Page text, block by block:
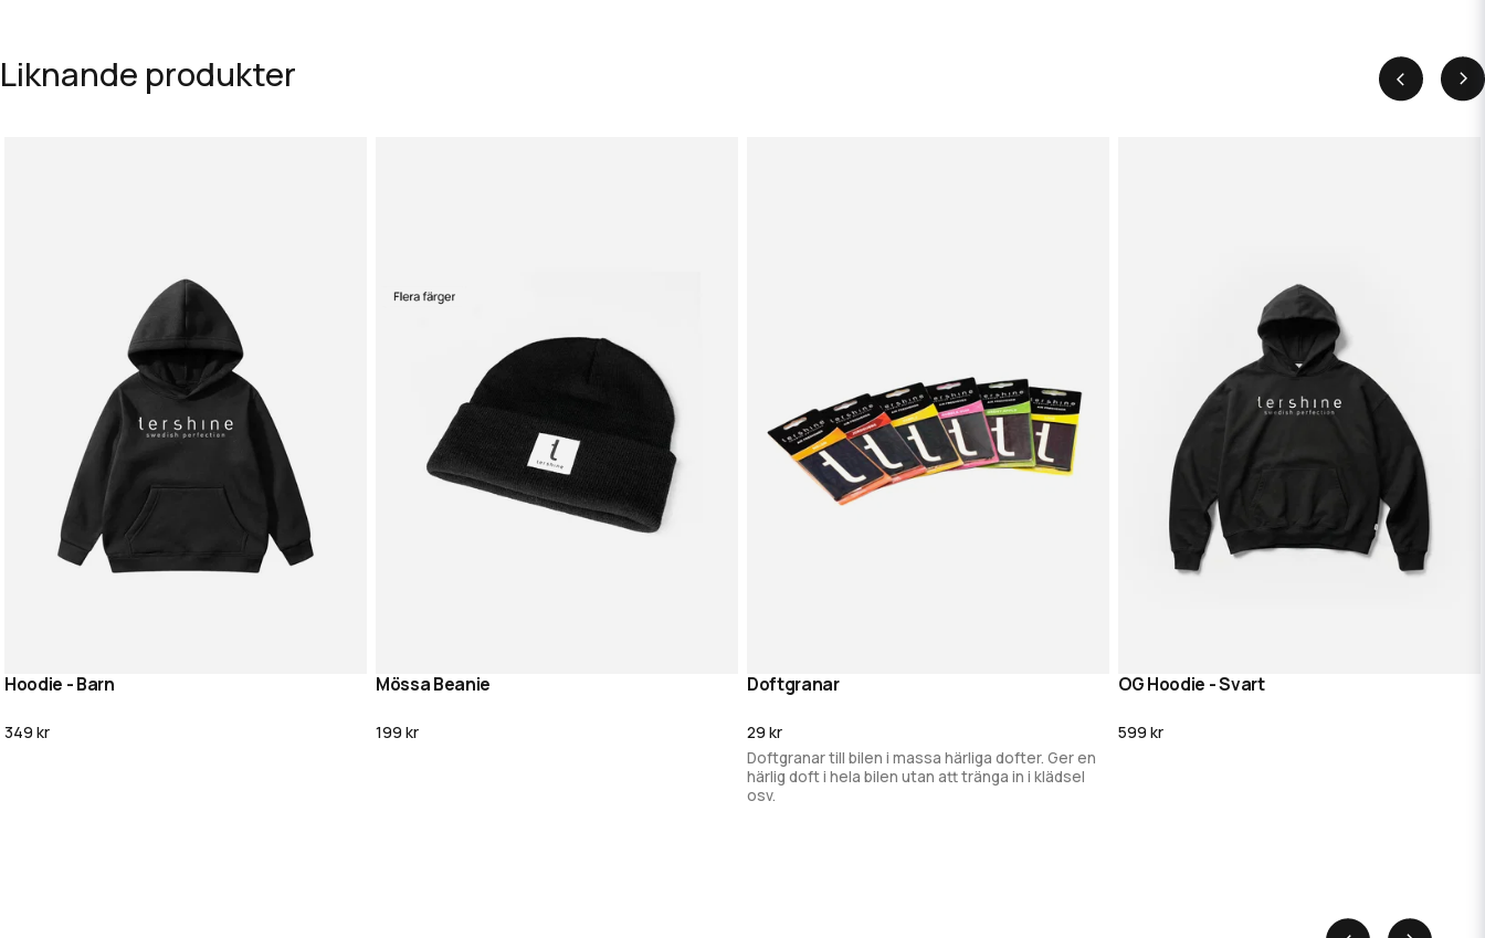
Liknande produkter
Hoodie - Barn
349 kr
Mössa Beanie
199 kr
Doftgranar
29 kr
Doftgranar till bilen i massa härliga dofter. Ger en
härlig doft i hela bilen utan att tränga in i klädsel
osv.
Lägg i varukorg
OG Hoodie - Svart
599 kr